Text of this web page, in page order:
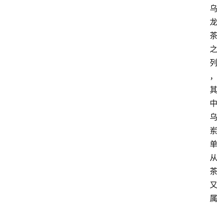
乌
龙
茶
之
列
，
其
中
乌
岽
单
从
茶
又
属